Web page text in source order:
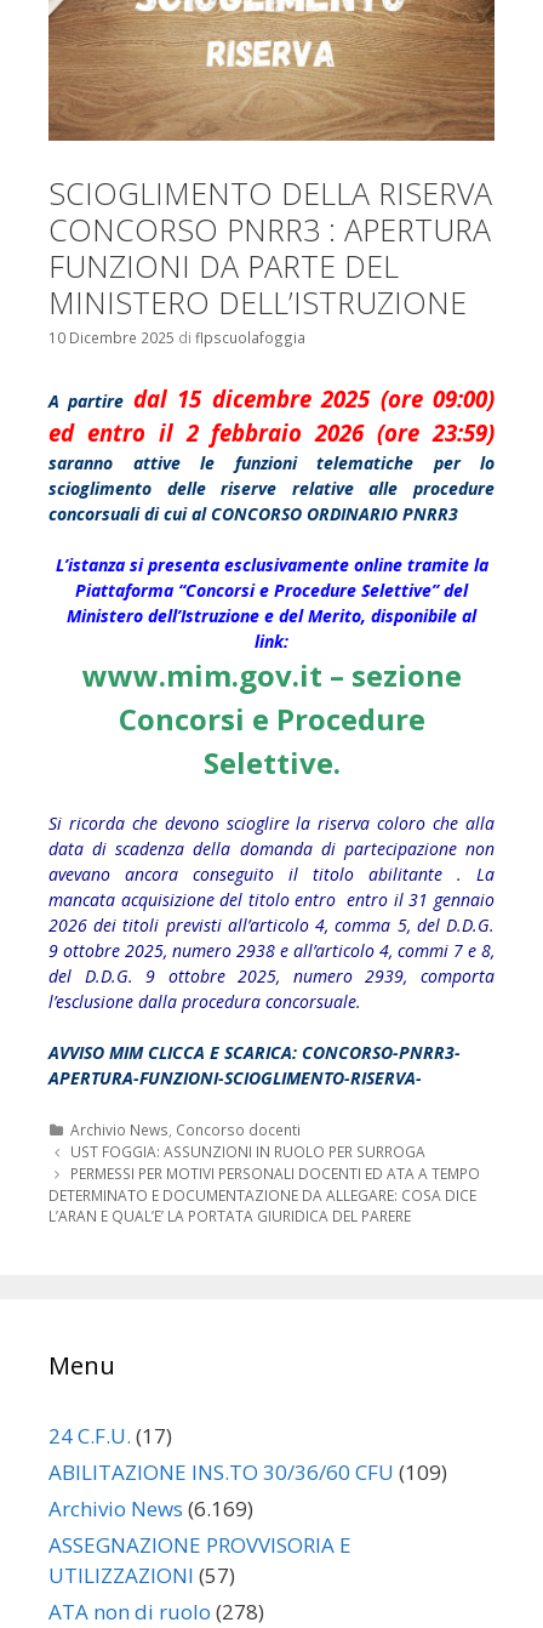
SCIOGLIMENTO DELLA RISERVA
CONCORSO PNRR3 : APERTURA
FUNZIONI DA PARTE DEL
MINISTERO DELL’ISTRUZIONE
10 Dicembre 2025 di flpscuolafoggia
A partire dal 15 dicembre 2025 (ore 09:00)
ed entro il 2 febbraio 2026 (ore 23:59)
saranno attive le funzioni telematiche per lo
scioglimento delle riserve relative alle procedure
concorsuali di cui al CONCORSO ORDINARIO PNRR3
L’istanza si presenta esclusivamente online tramite la
Piattaforma “Concorsi e Procedure Selettive” del
Ministero dell’Istruzione e del Merito, disponibile al
link:
www.mim.gov.it – sezione
Concorsi e Procedure
Selettive.
Si ricorda che devono scioglire la riserva coloro che alla
data di scadenza della domanda di partecipazione non
avevano ancora conseguito il titolo abilitante . La
mancata acquisizione del titolo entro entro il 31 gennaio
2026 dei titoli previsti all’articolo 4, comma 5, del D.D.G.
9 ottobre 2025, numero 2938 e all’articolo 4, commi 7 e 8,
del D.D.G. 9 ottobre 2025, numero 2939, comporta
l’esclusione dalla procedura concorsuale.
AVVISO MIM CLICCA E SCARICA: CONCORSO-PNRR3-
APERTURA-FUNZIONI-SCIOGLIMENTO-RISERVA-
Categorie
Archivio News Concorso docenti
Navigazione
articolo
UST FOGGIA: ASSUNZIONI IN RUOLO PER SURROGA
PERMESSI PER MOTIVI PERSONALI DOCENTI ED ATA A TEMPO
DETERMINATO E DOCUMENTAZIONE DA ALLEGARE: COSA DICE
L’ARAN E QUAL’E’ LA PORTATA GIURIDICA DEL PARERE
Menu
24 C.F.U. (17)
ABILITAZIONE INS.TO 30/36/60 CFU (109)
Archivio News (6.169)
ASSEGNAZIONE PROVVISORIA E
UTILIZZAZIONI (57)
ATA non di ruolo (278)